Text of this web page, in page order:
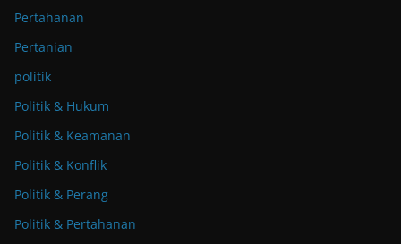
Pertahanan
Pertanian
politik
Politik & Hukum
Politik & Keamanan
Politik & Konflik
Politik & Perang
Politik & Pertahanan